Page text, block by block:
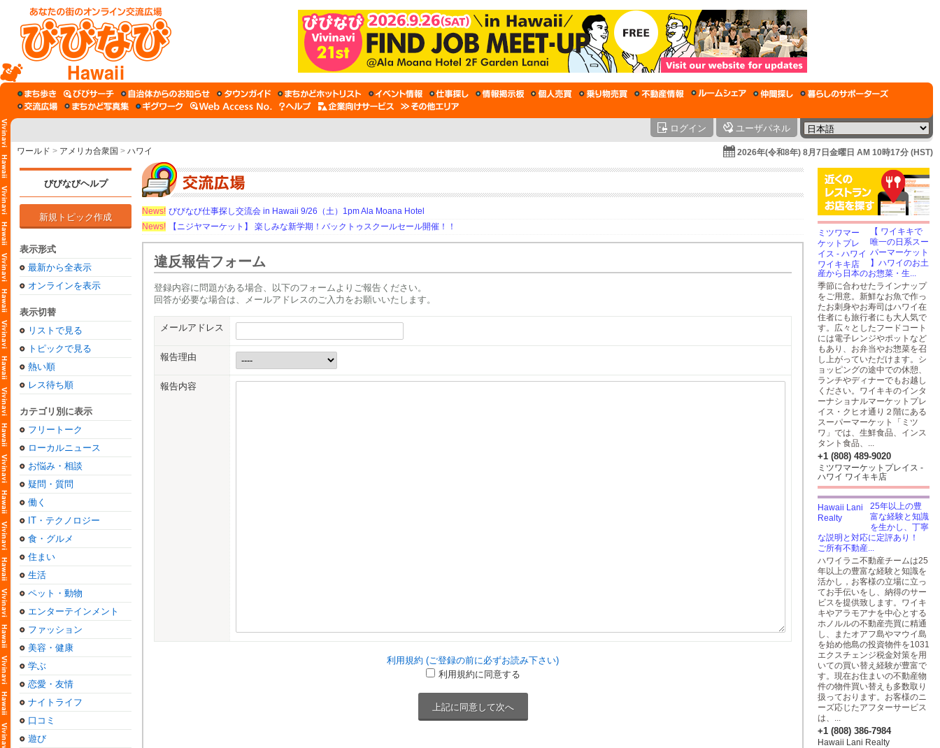
Hawaii
ログイン ユーザパネル
ワールド > アメリカ合衆国 > ハワイ 2026年(令和8年) 8月7日金曜日 AM 10時17分 (HST)
びびなびヘルプ
新規トピック作成
表示形式
最新から全表示
オンラインを表示
表示切替
リストで見る
トピックで見る
熱い順
レス待ち順
カテゴリ別に表示
フリートーク
ローカルニュース
お悩み・相談
疑問・質問
働く
IT・テクノロジー
食・グルメ
住まい
生活
ペット・動物
エンターテインメント
ファッション
美容・健康
学ぶ
恋愛・友情
ナイトライフ
口コミ
遊び
News! びびなび仕事探し交流会 in Hawaii 9/26（土）1pm Ala Moana Hotel
News!
【ニジヤマーケット】 楽しみな新学期！バックトゥスクールセール開催！！
違反報告フォーム
登録内容に問題がある場合、以下のフォームよりご報告ください。
回答が必要な場合は、メールアドレスのご入力をお願いいたします。
メールアドレス
報告理由
報告内容
利用規約 (ご登録の前に必ずお読み下さい)
利用規約に同意する
【 ワイキキで
唯一の日系スー
パーマーケット
】ハワイのお土
産から日本のお惣菜・生...
季節に合わせたラインナップ
をご用意。新鮮なお魚で作っ
たお刺身やお寿司はハワイ在
住者にも旅行者にも大人気で
す。広々としたフードコート
には電子レンジやポットなど
もあり、お弁当やお惣菜を召
し上がっていただけます。シ
ョッピングの途中での休憩、
ランチやディナーでもお越し
ください。ワイキキのインタ
ーナショナルマーケットプレ
イス・クヒオ通り２階にある
スーパーマーケット「ミツ
ワ」では、生鮮食品、インス
タント食品、...
+1 (808) 489-9020
ミツワマーケットプレイス -
ハワイ ワイキキ店
25年以上の豊
富な経験と知識
を生かし、丁寧
な説明と対応に定評あり！
ご所有不動産...
ハワイラニ不動産チームは25
年以上の豊富な経験と知識を
活かし，お客様の立場に立っ
てお手伝いをし、納得のサー
ビスを提供致します。ワイキ
キやアラモアナを中心とする
ホノルルの不動産売買に精通
し、またオアフ島やマウイ島
を始め他島の投資物件を1031
エクスチェンジ税金対策を用
いての買い替え経験が豊富で
す。現在お住まいの不動産物
件の物件買い替えも多数取り
扱っております。お客様のニ
ーズ応じたアフターサービス
は、...
+1 (808) 386-7984
Hawaii Lani Realty